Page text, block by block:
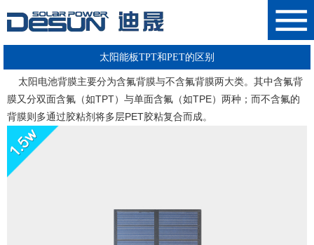
太阳能板TPT和PET的区别
太阳电池背膜主要分为含氟背膜与不含氟背膜两大类。其中含氟背
膜又分双面含氟（如TPT）与单面含氟（如TPE）两种；而不含氟的
背膜则多通过胶粘剂将多层PET胶粘复合而成。